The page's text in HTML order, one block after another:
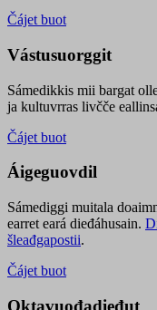
Čájet buot
Vástusuorggit
Sámedikkis mii bargat
ja kultuvrras livčče
Čájet buot
Áigeguovdil
Sámediggi muitala
earret eará dieđáhusain.
šleađgapostii.
Čájet buot
Oktavuođadieđut